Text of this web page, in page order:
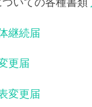
継続届
更届
変更届